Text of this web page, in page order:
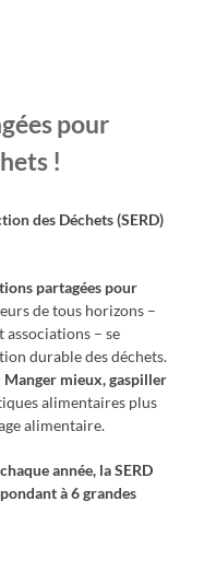
pour
!
des Déchets (SERD)
partagées pour
de tous horizons –
– se
durable des déchets.
Manger mieux, gaspiller
alimentaires plus
alimentaire.
année, la SERD
à 6 grandes